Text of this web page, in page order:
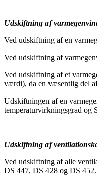
Udskiftning af
Ved udskiftning af en
Ved udskiftning af
Ved udskiftning af et
værdi), da en væsentlig del
Udskiftningen af en
temperaturvirkningsgrad og
Udskiftning af
Ved udskiftning af alle
DS 447, DS 428 og DS 452.